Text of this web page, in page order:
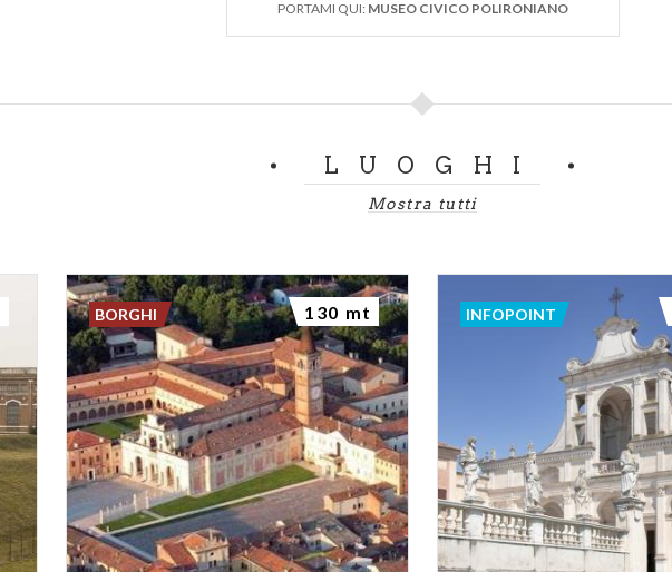
PORTAMI QUI: MUSEO CIVICO POLIRONIANO
LUOGHI
Mostra tutti
BORGHI 130 mt INFOPOINT